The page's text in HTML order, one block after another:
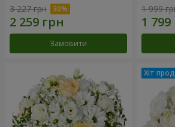
3 227 грн
Замовити
1 999